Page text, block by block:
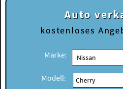
Auto
kostenloses
Marke:
Modell: